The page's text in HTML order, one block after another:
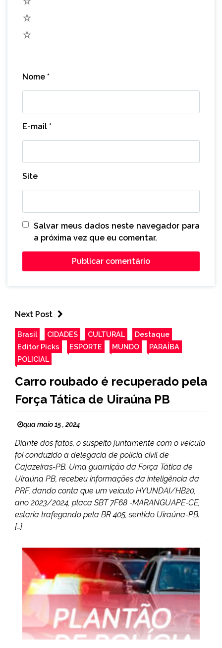
Nome *
E-mail *
Site
Salvar meus dados neste navegador para
a próxima vez que eu comentar.
Next Post
Brasil CIDADES CULTURAL
Destaque
Editor Picks
ESPORTE MUNDO
PARAÍBA
POLICIAL
Carro roubado é recuperado pela
Força Tática de Uiraúna PB
qua maio 15 , 2024
Diante dos fatos, o suspeito juntamente com o veículo
foi conduzido a delegacia de polícia civil de
Cajazeiras-PB. Uma guarnição da Força Tática de
Uiraúna PB, recebeu informações da inteligência da
PRF, dando conta que um veículo HYUNDAI/HB20,
ano 2023/2024, placa SBT 7F68 -MARANGUAPE-CE,
estaria trafegando pela BR 405, sentido Uiraúna-PB.
[…]